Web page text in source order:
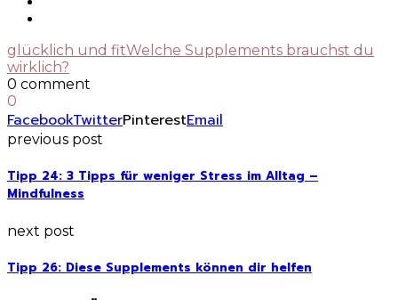
glücklich und fitWelche Supplements brauchst du
wirklich?
0 comment
0
FacebookTwitterPinterestEmail
previous post
Tipp 24: 3 Tipps für weniger Stress im Alltag –
Mindfulness
next post
Tipp 26: Diese Supplements können dir helfen